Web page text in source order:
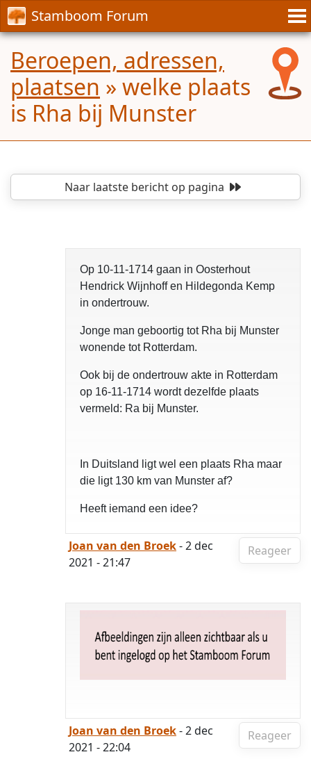
Stamboom Forum
Beroepen, adressen,
plaatsen » welke plaats
is Rha bij Munster
Naar laatste berichtop pagina
Op 10-11-1714 gaan in Oosterhout
Hendrick Wijnhoff en Hildegonda Kemp
in ondertrouw.
Jonge man geboortig tot Rha bij Munster
wonende tot Rotterdam.
Ook bij de ondertrouw akte in Rotterdam
op 16-11-1714 wordt dezelfde plaats
vermeld: Ra bij Munster.
In Duitsland ligt wel een plaats Rha maar
die ligt 130 km van Munster af?
Heeft iemand een idee?
Reageer
Joan van den Broek- 2 dec
2021 - 21:47
Reageer
Joan van den Broek- 2 dec
2021 - 22:04